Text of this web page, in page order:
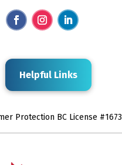
Helpful Links
Protection BC License #1673